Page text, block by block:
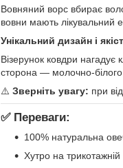
Вовняний ворс вбирає
вовни мають лікувальний
Унікальний дизайн і
Візерунок ковдри нагадує
сторона — молочно-білого
⚠️ Зверніть увагу: при
✅ Переваги:
100% натуральна
Хутро на